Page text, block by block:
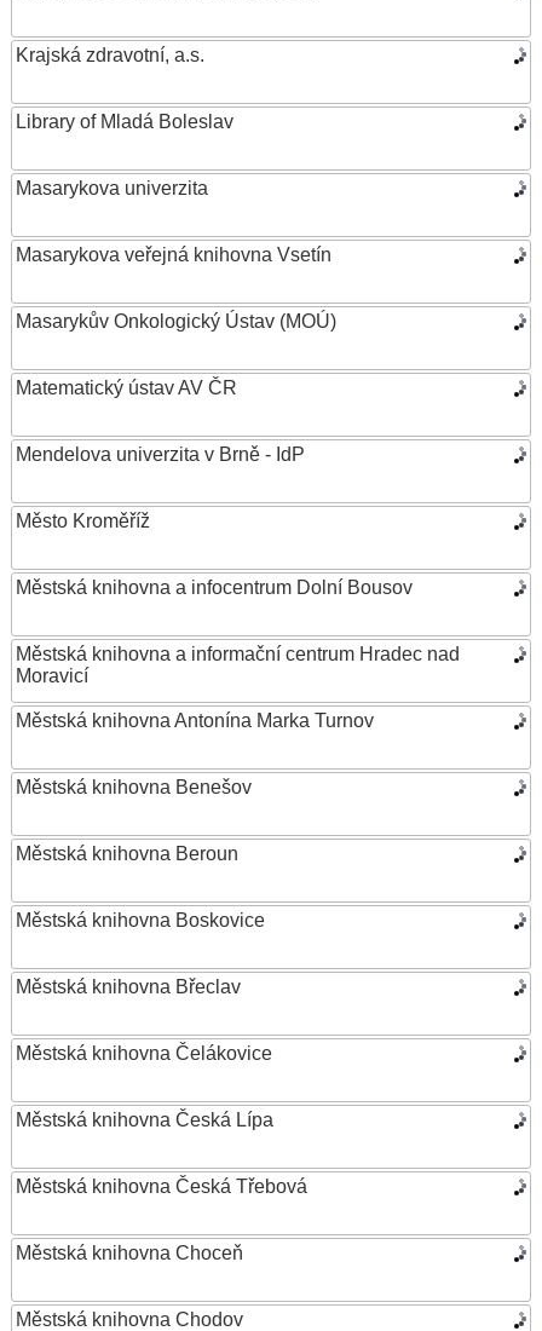
Krajská zdravotní, a.s.
Library of Mladá Boleslav
Masarykova univerzita
Masarykova veřejná knihovna Vsetín
Masarykův Onkologický Ústav (MOÚ)
Matematický ústav AV ČR
Mendelova univerzita v Brně - IdP
Město Kroměříž
Městská knihovna a infocentrum Dolní Bousov
Městská knihovna a informační centrum Hradec nad
Moravicí
Městská knihovna Antonína Marka Turnov
Městská knihovna Benešov
Městská knihovna Beroun
Městská knihovna Boskovice
Městská knihovna Břeclav
Městská knihovna Čelákovice
Městská knihovna Česká Lípa
Městská knihovna Česká Třebová
Městská knihovna Choceň
Městská knihovna Chodov